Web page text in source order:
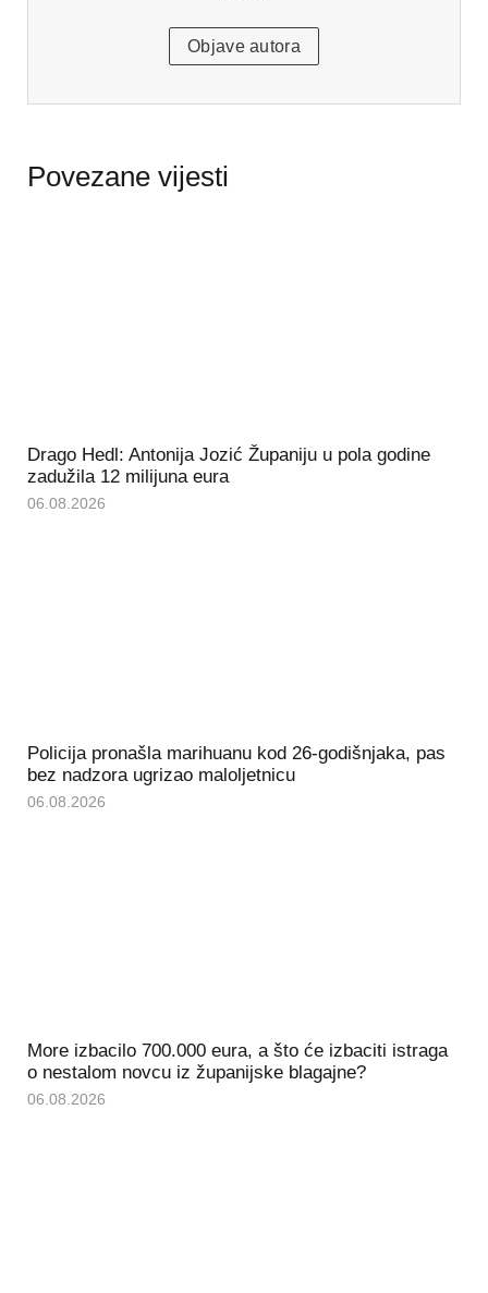
Objave autora
Povezane vijesti
Drago Hedl: Antonija Jozić Županiju u pola godine
zadužila 12 milijuna eura
06.08.2026
Policija pronašla marihuanu kod 26-godišnjaka, pas
bez nadzora ugrizao maloljetnicu
06.08.2026
More izbacilo 700.000 eura, a što će izbaciti istraga
o nestalom novcu iz županijske blagajne?
06.08.2026